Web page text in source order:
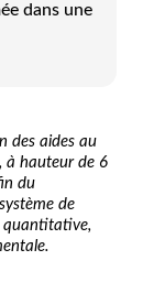
dans une
des aides au
à hauteur de 6
du
de
quantitative,